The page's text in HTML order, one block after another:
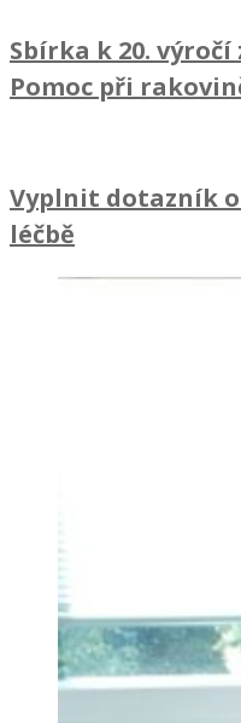
Sbírka k 20.
Pomoc při
Vyplnit dotazník
léčbě